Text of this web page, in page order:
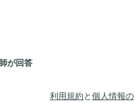
が回答
利用規約と個人情報